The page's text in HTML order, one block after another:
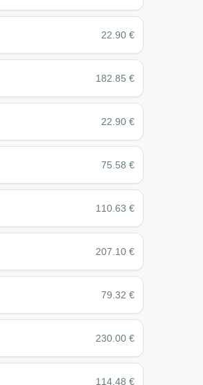
22.90 €
182.85 €
22.90 €
75.58 €
110.63 €
207.10 €
79.32 €
230.00 €
114.48 €